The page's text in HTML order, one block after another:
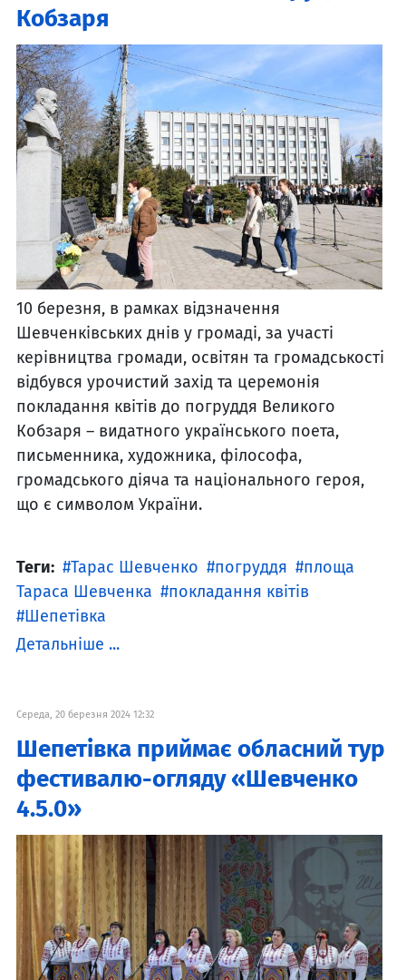
Кобзаря
10 березня, в рамках відзначення
Шевченківських днів у громаді, за участі
керівництва громади, освітян та громадськості
відбувся урочистий захід та церемонія
покладання квітів до погруддя Великого
Кобзаря – видатного українського поета,
письменника, художника, філософа,
громадського діяча та національного героя,
що є символом України.
Теги: Тарас Шевченко погруддя
площа
Тараса Шевченка
покладання квітів
Шепетівка
Детальніше ...
Середа, 20 березня 2024 12:32
Шепетівка приймає обласний тур
фестивалю-огляду «Шевченко
4.5.0»